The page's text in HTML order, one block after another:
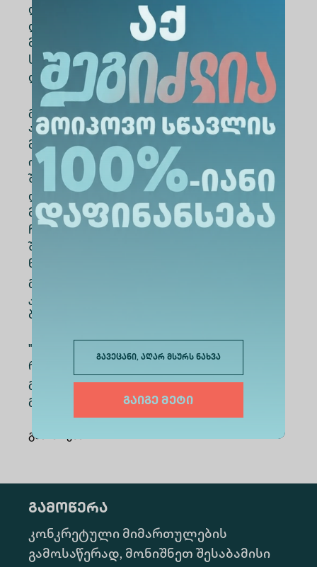
გავეცანი, აღარ მსურს ნახვა
გაიგე მეტი
ღონისძიებების გუნდიდან, სადაც
დამსწრეებმა დეტალური ინფორმაცია
მიიღეს პროცედურის შესახებ, როგორც
სიტყვიერი ახსნის, ისე ვიდეო
დემონსტრაციის საფუძველზე.
გარდა ამისა, ჩატარდა სემინარი
აბსტრაქტული წერის შესახებ, რომელსაც
მკვლევართა ჯგუფი ხელმძღვანელობდა.
იგი ხელს უწყობს სამეცნიერო დასკვნების
შესახებ ეფექტურ კომუნიკაციას.
ღონისძიების დასრულებისას გულწრფელი
მადლობა გადავუხადეთ მონაწილეებს
ჩართულობისა და ცნობიერების ამღლებაში
შეტანილი წვლილისთვის. მადლიერების
ნიშნად ყველაზე აქტიურ სტუდენტებს
გადაეცათ სიმბოლური საჩუქრები, რაც
კიდევ უფრო აძლიერებს ამ დაავადებასთან
ბრძოლის მოტივაციასა და სურვილს.
"Mind your Meninges" ემსახურებოდა იმას,
რომ ყოფილიყო პლატფორმა სწავლის,
გაზიარებისა და მენინგიტის წინააღმდეგ
გაერთიანებისთვის.
გაზიარება
გამოწერა
კონკრეტული მიმართულების
გამოსაწერად, მონიშნეთ შესაბამისი